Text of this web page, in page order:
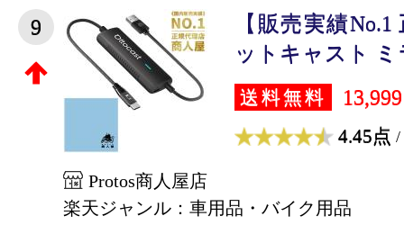
9
【販売実績
ットキャスト ミ
送料無料
4.45点 /
Protos商人屋店
楽天ジャンル：車用品・バイク用品